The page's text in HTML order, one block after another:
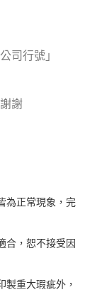
司行號」
謝
為正常現象，完
合，恕不接受因
製重大瑕疵外，